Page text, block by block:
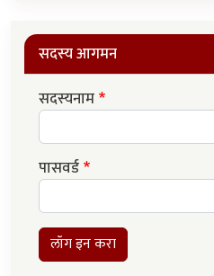
सदस्य आगमन
सदस्यनाम
पासवर्ड
लॉग इन करा